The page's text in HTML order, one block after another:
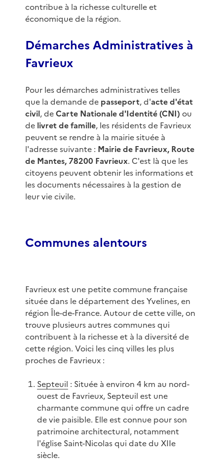
contribue à la richesse culturelle et
économique de la région.
Démarches Administratives à
Favrieux
Pour les démarches administratives telles
que la demande de passeport, d'acte d'état
civil, deCarte Nationale d'Identité (CNI) ou
de livret de famille, les résidents de Favrieux
peuvent se rendre à la mairie située à
l'adresse suivante : Mairie de Favrieux, Route
de Mantes, 78200 Favrieux. C'est là que les
citoyens peuvent obtenir les informations et
les documents nécessaires à la gestion de
leur vie civile.
Communes alentours
Favrieux est une petite commune française
située dans le département des Yvelines, en
région Île-de-France. Autour de cette ville, on
trouve plusieurs autres communes qui
contribuent à la richesse et à la diversité de
cette région. Voici les cinq villes les plus
proches de Favrieux :
Septeuil : Située à environ 4 km au nord-
ouest de Favrieux, Septeuil est une
charmante commune qui offre un cadre
de vie paisible. Elle est connue pour son
patrimoine architectural, notamment
l'église Saint-Nicolas qui date du XIIe
siècle.